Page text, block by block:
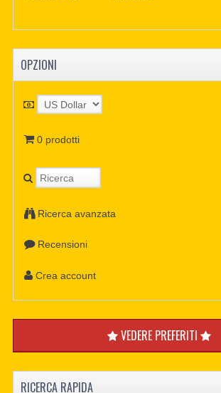
OPZIONI
0 prodotti
Ricerca avanzata
Recensioni
Crea account
VEDERE PREFERITI
RICERCA RAPIDA